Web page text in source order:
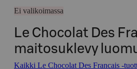
Ei valikoimassa
Le Chocolat Des
maitosuklevy
Kaikki Le Chocolat Des Francais -